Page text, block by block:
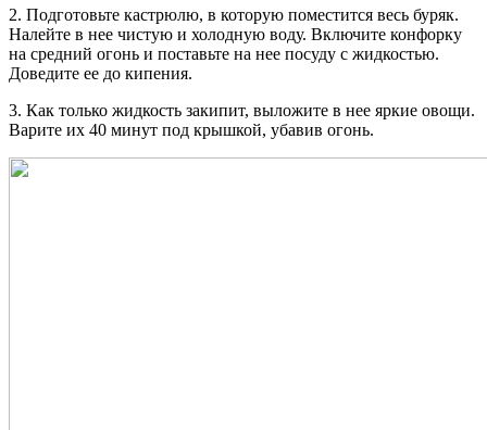
2. Подготовьте кастрюлю, в которую поместится весь буряк.
Налейте в нее чистую и холодную воду. Включите конфорку
на средний огонь и поставьте на нее посуду с жидкостью.
Доведите ее до кипения.
3. Как только жидкость закипит, выложите в нее яркие овощи.
Варите их 40 минут под крышкой, убавив огонь.